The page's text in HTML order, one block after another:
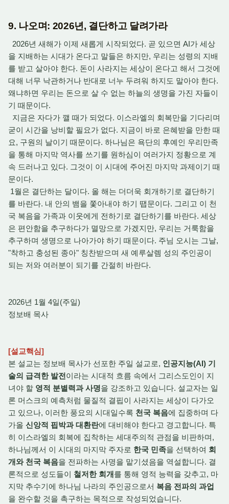
9. 나오며: 2026년, 결단하고 달려가라
2026년 새해가 이제 새롭게 시작되었다. 곧 있으면 AI가 세상
을 지배하는 시대가 온다고 말들은 하지만, 우리는 성령의 지배
를 받고 살아야 한다. 돈이 사라지는 세상이 온다고 해서 그것에
대해 너무 낙관하거나 반대로 너누 두려워 하지도 말아야 한다.
왜냐하면 우리는 돈으로 살 수 없는 하늘의 생명을 가진 자들이
기 때문이다.
지금은 자다가 깰 때가 되었다. 이스라엘의 회복만을 기다리며
굳이 시간을 낭비할 필요가 없다. 지금이 바로 은혜받을 만한 때
요, 구원의 날이기 때문이다. 하나님은 욕단의 후예인 우리만족
을 통해 마지막 역사를 쓰기를 원하심이 여러가지 정황으로 계
속 드러나고 있다. 그것이 이 시대에 주어진 마지막 과제이기 때
문이다.
1월은 결단하는 달이다. 올 해는 더더욱 회개하기로 결단하기
를 바란다. 내 안의 뱀을 쫓아내야 하기 땝문이다. 그리고 이 천
국 복음을 가족과 이웃에게 전하기로 결단하기를 바란다. 세상
은 편안함을 추구하다가 멸망으로 가겠지만, 우리는 거룩함을
추구하며 생명으로 나아가야 하기 때문이다. 주님 오시는 그날,
"착하고 충성된 종아" 칭찬받으며 새 예루살렘 성의 주인공이
되는 저와 여러분이 되기를 간절히 바란다.
2026년 1월 4일(주일)
정보배 목사
[설교핵심]
본 설교는 정보배 목사가 선포한 주일 설교로, 인공지능(AI) 기
술의 급격한 발전이라는 시대적 흐름 속에서 그리스도인이 지
녀야 할 영적 분별력과 사명을 강조하고 있습니다. 설교자는 일
론 머스크의 예측처럼 물질적 결핍이 사라지는 세상이 다가오
고 있으나, 이러한 풍요의 시대일수록 천국 복음에 집중하며 다
가올 신앙적 핍박과 대환란에 대비해야 한다고 경고합니다. 특
히 이스라엘의 회복에 집착하는 세대주의적 관점을 비판하며,
하나님께서 이 시대의 마지막 주자로 한국 민족을 선택하여 회
개와 천국 복음을 전파하는 사명을 맡기셨음을 역설합니다. 결
론적으로 성도들이 철저한 회개를 통해 영적 능력을 갖추고, 마
지막 추수기에 하나님 나라의 주인공으로서 복음 전파의 과업
을 완수할 것을 촉구하는 목적으로 작성되었습니다.